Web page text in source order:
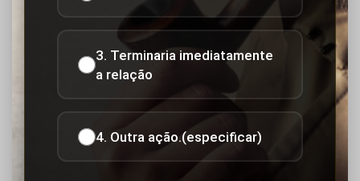
3. Terminaria imediatamente
a relação
4. Outra ação.(especificar)